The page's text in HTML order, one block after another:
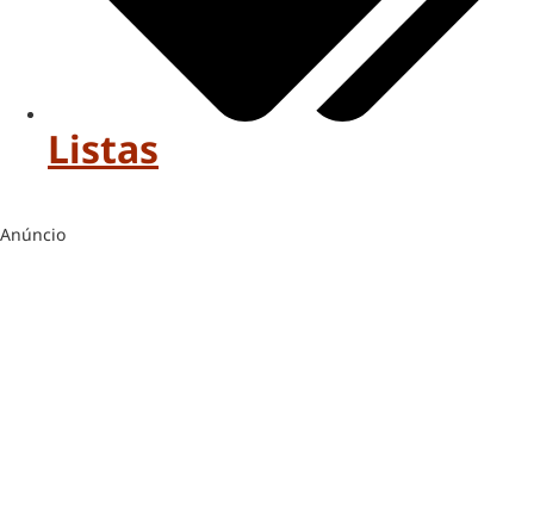
Listas
Anúncio